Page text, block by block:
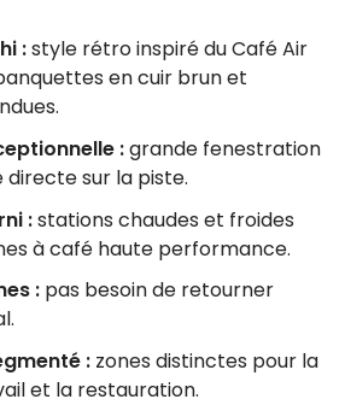
:style rétro inspiré du Café Air
en cuir brun et
:grande fenestration
sur la piste.
:stations chaudes et froides
à café haute performance.
: pas besoin de retourner
: zones distinctes pour la
et la restauration.